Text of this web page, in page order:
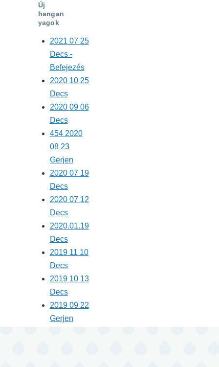
Új
hangan
yagok
2021 07 25
Decs -
Befejezés
2020 10 25
Decs
2020 09 06
Decs
454 2020
08 23
Gerjen
2020 07 19
Decs
2020 07 12
Decs
2020.01.19
Decs
2019 11 10
Decs
2019 10 13
Decs
2019 09 22
Gerjen